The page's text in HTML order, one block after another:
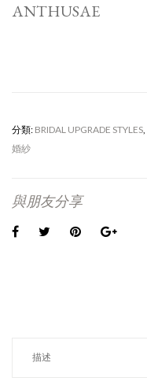
ANTHUSAE
分類: BRIDAL UPGRADE STYLES,
婚紗
與朋友分享
描述